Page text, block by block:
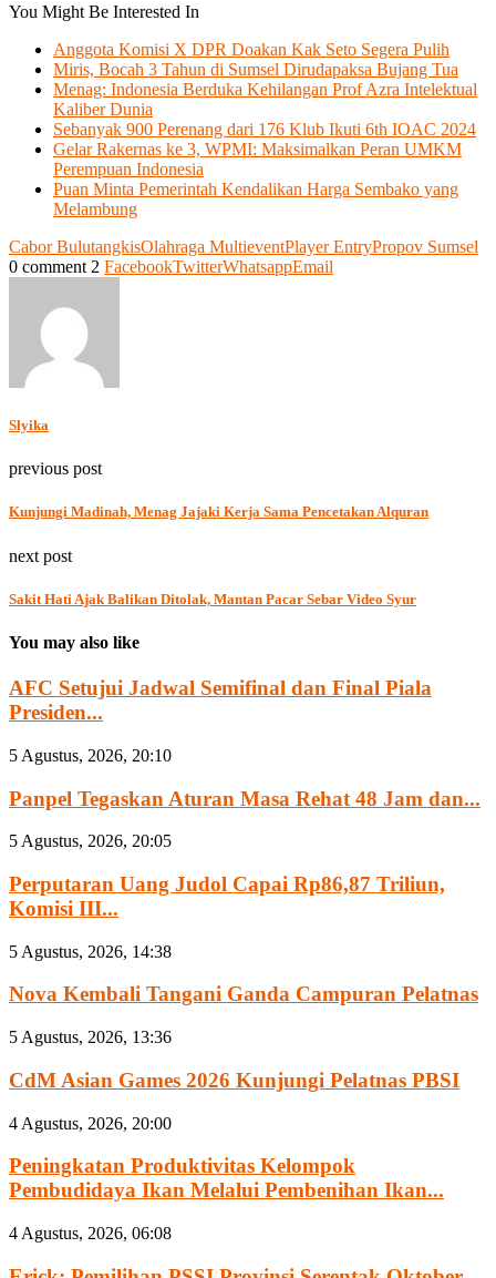
You Might Be Interested In
Anggota Komisi X DPR Doakan Kak Seto Segera Pulih
Miris, Bocah 3 Tahun di Sumsel Dirudapaksa Bujang Tua
Menag: Indonesia Berduka Kehilangan Prof Azra Intelektual
Kaliber Dunia
Sebanyak 900 Perenang dari 176 Klub Ikuti 6th IOAC 2024
Gelar Rakernas ke 3, WPMI: Maksimalkan Peran UMKM
Perempuan Indonesia
Puan Minta Pemerintah Kendalikan Harga Sembako yang
Melambung
Cabor BulutangkisOlahraga MultieventPlayer EntryPropov Sumsel
0 comment 2 FacebookTwitterWhatsappEmail
Slyika
previous post
Kunjungi Madinah, Menag Jajaki Kerja Sama Pencetakan Alquran
next post
Sakit Hati Ajak Balikan Ditolak, Mantan Pacar Sebar Video Syur
You may also like
AFC Setujui Jadwal Semifinal dan Final Piala
Presiden...
5 Agustus, 2026, 20:10
Panpel Tegaskan Aturan Masa Rehat 48 Jam dan...
5 Agustus, 2026, 20:05
Perputaran Uang Judol Capai Rp86,87 Triliun,
Komisi III...
5 Agustus, 2026, 14:38
Nova Kembali Tangani Ganda Campuran Pelatnas
5 Agustus, 2026, 13:36
CdM Asian Games 2026 Kunjungi Pelatnas PBSI
4 Agustus, 2026, 20:00
Peningkatan Produktivitas Kelompok
Pembudidaya Ikan Melalui Pembenihan Ikan...
4 Agustus, 2026, 06:08